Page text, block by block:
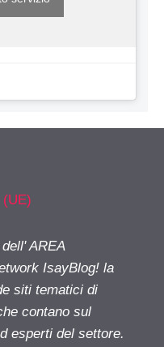
AREA
IsayBlog! la
siti tematici di
contano sul
esperti del settore.